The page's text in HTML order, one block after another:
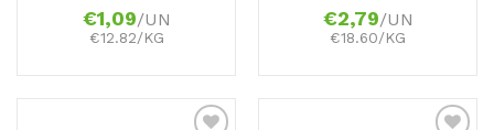
€1,09/UN
€12.82/KG
€2,79/UN
€18.60/KG